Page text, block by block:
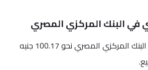
في البنك المركزي المصري
سجل الدينار الكويتي في البنك المركزي المصري نحو 100.17 جنيه